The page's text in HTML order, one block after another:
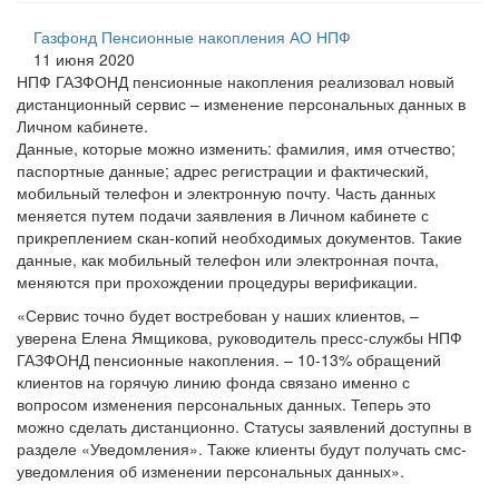
Газфонд Пенсионные накопления АО НПФ
11 июня 2020
НПФ ГАЗФОНД пенсионные накопления реализовал новый
дистанционный сервис – изменение персональных данных в
Личном кабинете.
Данные, которые можно изменить: фамилия, имя отчество;
паспортные данные; адрес регистрации и фактический,
мобильный телефон и электронную почту. Часть данных
меняется путем подачи заявления в Личном кабинете с
прикреплением скан-копий необходимых документов. Такие
данные, как мобильный телефон или электронная почта,
меняются при прохождении процедуры верификации.
«Сервис точно будет востребован у наших клиентов, –
уверена Елена Ямщикова, руководитель пресс-службы НПФ
ГАЗФОНД пенсионные накопления. – 10-13% обращений
клиентов на горячую линию фонда связано именно с
вопросом изменения персональных данных. Теперь это
можно сделать дистанционно. Статусы заявлений доступны в
разделе «Уведомления». Также клиенты будут получать смс-
уведомления об изменении персональных данных».